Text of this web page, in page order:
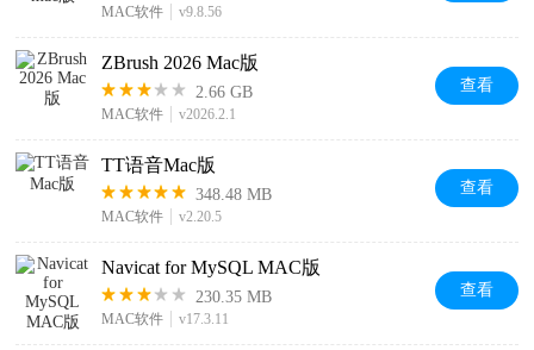
MAC软件 v9.8.56
ZBrush 2026 Mac版
2.66 GB
MAC软件 v2026.2.1
查看
TT语音Mac版
348.48 MB
MAC软件 v2.20.5
查看
Navicat for MySQL MAC版
230.35 MB
MAC软件 v17.3.11
查看